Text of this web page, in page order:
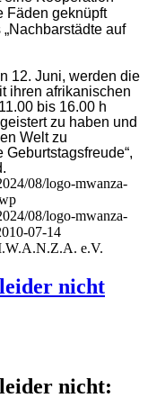
Fäden geknüpft
auf
12. Juni, werden die
ihren afrikanischen
bis 16.00 h
zu haben und
Welt zu
08/logo-mwanza-
08/logo-mwanza-
07-14
e.V.
nicht
nicht: